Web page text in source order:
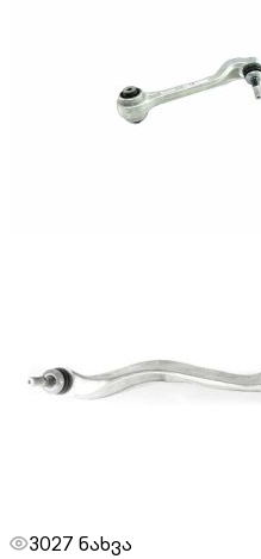
3027 ნახვა